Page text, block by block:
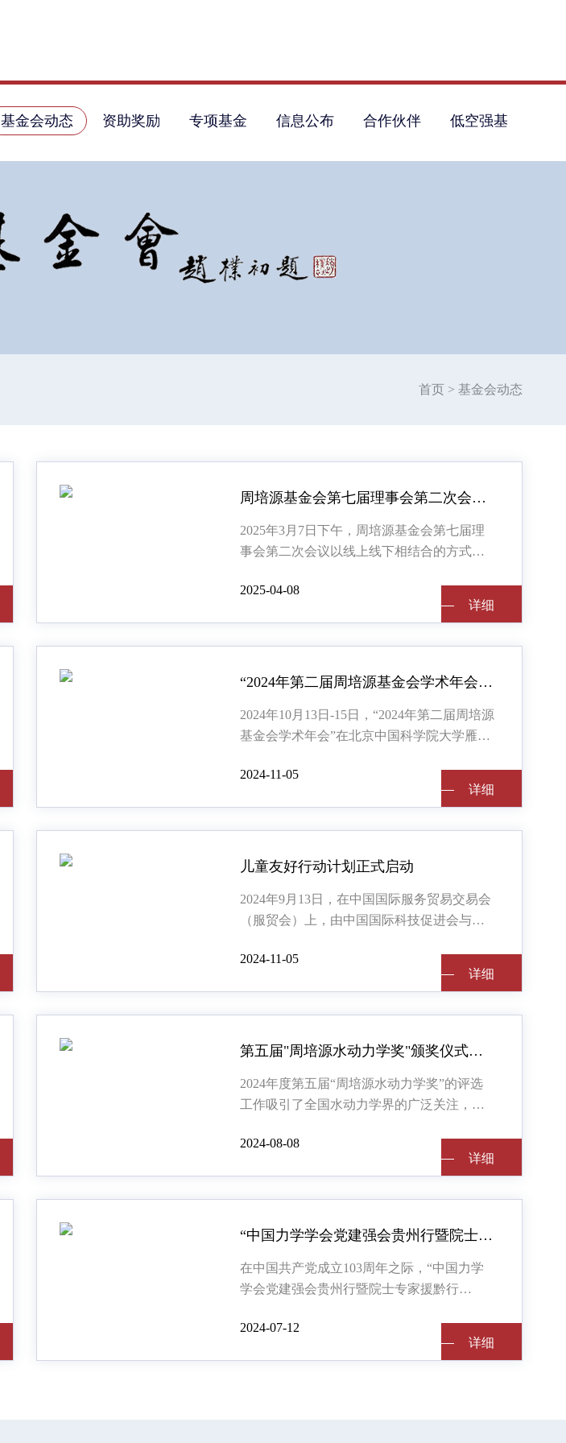
基金会动态 资助奖励 专项基金 信息公布 合作伙伴 低空强基
首页 >基金会动态
周培源基金会第七届理事会第二次会议顺利召开
2025年3月7日下午，周培源基金会第七届理
事会第二次会议以线上线下相结合的方式在
2025-04-08
详细
“2024年第二届周培源基金会学术年会”成功举办
2024年10月13日-15日，“2024年第二届周培源
基金会学术年会”在北京中国科学院大学雁栖
源基金会主办，中国科学院大学、中国
2024-11-05
详细
儿童友好行动计划正式启动
2024年9月13日，在中国国际服务贸易交易会
（服贸会）上，由中国国际科技促进会与周
划”正式启动。“儿童友好行动计划”
2024-11-05
详细
第五届"周培源水动力学奖"颁奖仪式在哈尔滨举行
2024年度第五届“周培源水动力学奖”的评选
工作吸引了全国水动力学界的广泛关注，评
等程序，并将评选结果报周培源基金会批准
2024-08-08
详细
“中国力学学会党建强会贵州行暨院士专家援黔行动”——“力智助学，协力同行”基础教育帮扶活动开展(图文)
在中国共产党成立103周年之际，“中国力学
学会党建强会贵州行暨院士专家援黔行
活动于2024年7月1日
2024-07-12
详细